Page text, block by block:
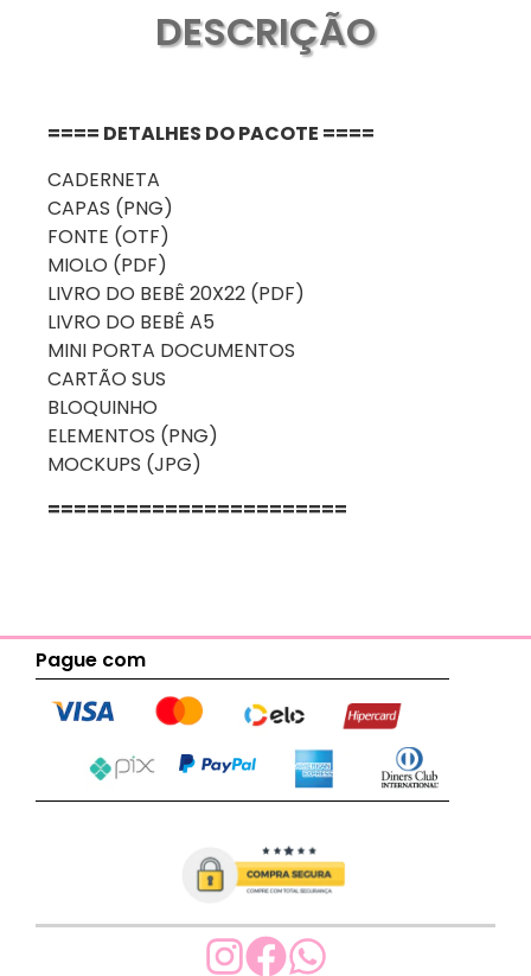
DESCRIÇÃO
==== DETALHES DO PACOTE ====
CADERNETA
CAPAS (PNG)
FONTE (OTF)
MIOLO (PDF)
LIVRO DO BEBÊ 20X22 (PDF)
LIVRO DO BEBÊ A5
MINI PORTA DOCUMENTOS
CARTÃO SUS
BLOQUINHO
ELEMENTOS (PNG)
MOCKUPS (JPG)
=======================
Pague com